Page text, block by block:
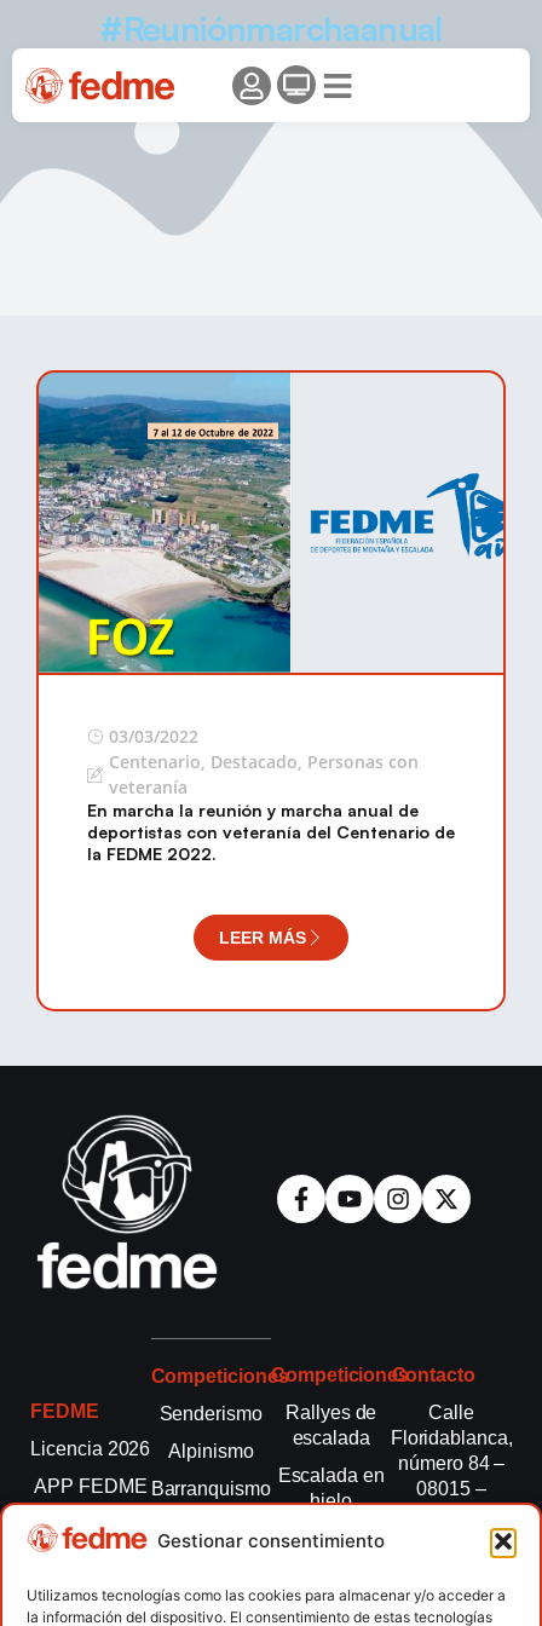
Gestionar consentimiento
Utilizamos tecnologías como las cookies para almacenar y/o acceder a
la información del dispositivo. El consentimiento de estas tecnologías
#Reuniónmarchaanual
03/03/2022
Centenario, Destacado, Personas con
veteranía
En marcha la reunión y marcha anual de
deportistas con veteranía del Centenario de
la FEDME 2022.
LEER MÁS
FEDME
Licencia 2026
APP FEDME
Transparencia
autonómicas
Competiciones
Senderismo
Alpinismo
Barranquismo
montaña
Escalada
Competiciones
Rallyes de
escalada
Escalada en
hielo
Esquí de
Marcha
Contacto
Calle
Floridablanca,
número 84 –
08015 –
fedme@fedme.es
934 264 267